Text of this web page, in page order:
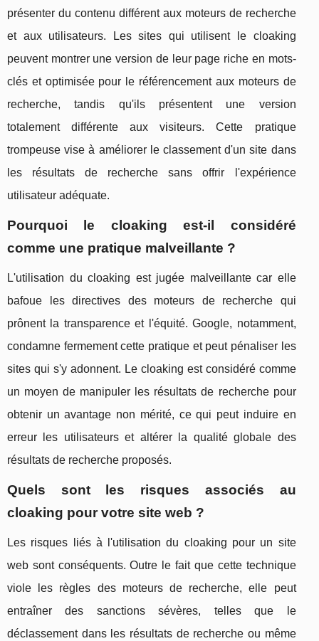
présenter du contenu différent aux moteurs de recherche
et aux utilisateurs. Les sites qui utilisent le cloaking
peuvent montrer une version de leur page riche en mots-
clés et optimisée pour le référencement aux moteurs de
recherche, tandis qu'ils présentent une version
totalement différente aux visiteurs. Cette pratique
trompeuse vise à améliorer le classement d'un site dans
les résultats de recherche sans offrir l'expérience
utilisateur adéquate.
Pourquoi le cloaking est-il considéré
comme une pratique malveillante ?
L'utilisation du cloaking est jugée malveillante car elle
bafoue les directives des moteurs de recherche qui
prônent la transparence et l'équité. Google, notamment,
condamne fermement cette pratique et peut pénaliser les
sites qui s'y adonnent. Le cloaking est considéré comme
un moyen de manipuler les résultats de recherche pour
obtenir un avantage non mérité, ce qui peut induire en
erreur les utilisateurs et altérer la qualité globale des
résultats de recherche proposés.
Quels sont les risques associés au
cloaking pour votre site web ?
Les risques liés à l'utilisation du cloaking pour un site
web sont conséquents. Outre le fait que cette technique
viole les règles des moteurs de recherche, elle peut
entraîner des sanctions sévères, telles que le
déclassement dans les résultats de recherche ou même